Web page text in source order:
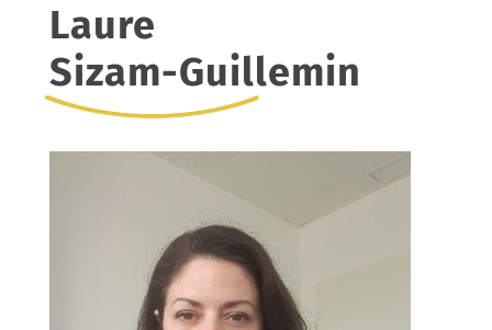
Laure
Sizam-Guillemin